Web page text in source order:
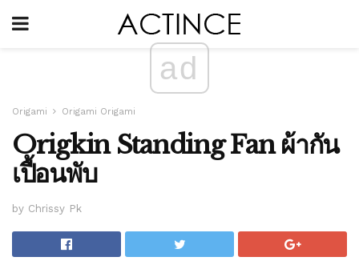
ad
Origami Origami Origami
Origkin Standing Fan ผ้ากัน
เปื้อนพับ
by Chrissy Pk